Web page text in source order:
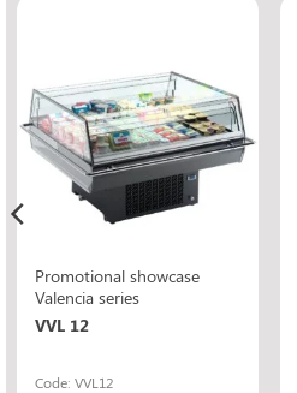
Promotional showcase
Valencia series
VVL 12
Code: VVL12